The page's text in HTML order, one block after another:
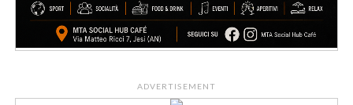
ADVERTISEMENT